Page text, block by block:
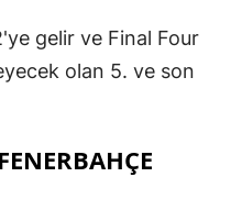
gelir ve Final Four
olan 5. ve son